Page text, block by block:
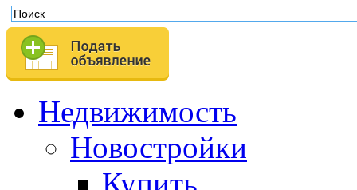
Недвижимость
Новостройки